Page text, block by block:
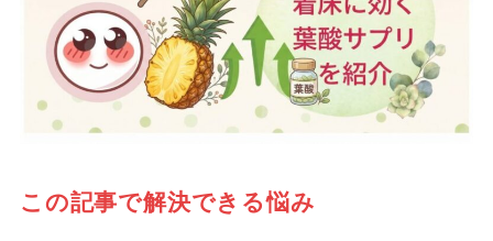
この記事で解決できる悩み